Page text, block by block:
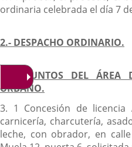
ordinaria celebrada el día 7
2.- DESPACHO ORDINARIO.
3.- ASUNTOS DEL ÁREA
URBANO.
3. 1 Concesión de licencia
carnicería, charcutería,
leche, con obrador, en